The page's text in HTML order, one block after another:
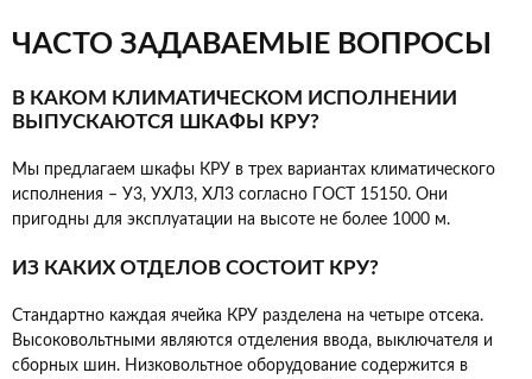
ЧАСТО ЗАДАВАЕМЫЕ ВОПРОСЫ
В КАКОМ КЛИМАТИЧЕСКОМ ИСПОЛНЕНИИ
ВЫПУСКАЮТСЯ ШКАФЫ КРУ?
Мы предлагаем шкафы КРУ в трех вариантах климатического
исполнения – У3, УХЛ3, ХЛ3 согласно ГОСТ 15150. Они
пригодны для эксплуатации на высоте не более 1000 м.
ИЗ КАКИХ ОТДЕЛОВ СОСТОИТ КРУ?
Стандартно каждая ячейка КРУ разделена на четыре отсека.
Высоковольтными являются отделения ввода, выключателя и
сборных шин. Низковольтное оборудование содержится в